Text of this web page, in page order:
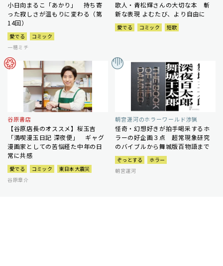
小日向まるこ「あかり」 持ち寄
った寂しさが温もりに変わる（第
14回）
愛でる
コミック
一穂ミチ
歌人・青松輝さんの大切な本 斬
新な表現 よむたび、より自由に
愛でる コミック 短歌
谷原書店
【谷原店長のオススメ】桜玉吉
「満喫漫玉日記 深夜便」 ギャグ
漫画家としての苦悩経た中年の日
常に共感
愛でる コミック
東日本大震災
谷原章介
朝宮運河のホラーワールド渉猟
怪奇・幻想好きが拍手喝采するホ
ラーの好企画３点 超常現象研究
のバイブルから舞城版百物語まで
ぞっとする
ホラー
朝宮運河